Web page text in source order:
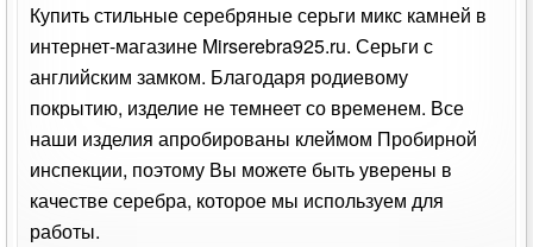
Купить стильные серебряные серьги микс камней в
интернет-магазине Mirserebra925.ru. Серьги с
английским замком. Благодаря родиевому
покрытию, изделие не темнеет со временем. Все
наши изделия апробированы клеймом Пробирной
инспекции, поэтому Вы можете быть уверены в
качестве серебра, которое мы используем для
работы.